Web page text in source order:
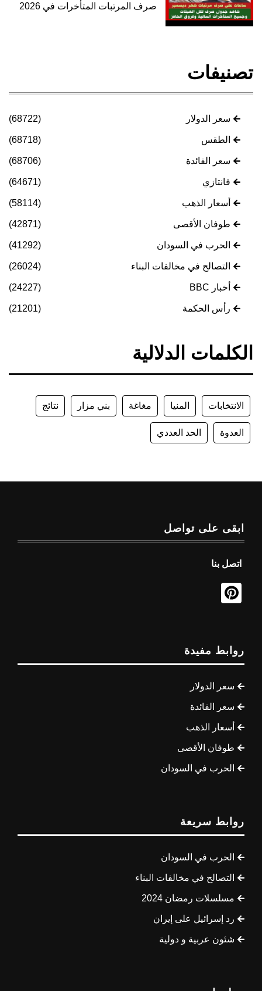
صرف المرتبات المتأخرات في 2026
تصنيفات
سعر الدولار (68722)
الطقس (68718)
سعر الفائدة (68706)
فانتازي (64671)
أسعار الذهب (58114)
طوفان الأقصى (42871)
الحرب في السودان (41292)
التصالح في مخالفات البناء (26024)
أخبار BBC (24227)
رأس الحكمة (21201)
الكلمات الدلالية
الانتخابات المنيا مغاغة بني مزار نتائج
العدوة الحد العددي
ابقى على تواصل
اتصل بنا
روابط مفيدة
سعر الدولار
سعر الفائدة
أسعار الذهب
طوفان الأقصى
الحرب في السودان
روابط سريعة
الحرب في السودان
التصالح في مخالفات البناء
مسلسلات رمضان 2024
رد إسرائيل على إيران
شئون عربية و دولية